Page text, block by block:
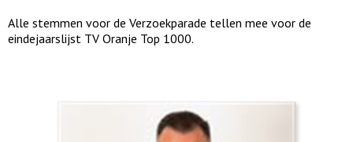
Alle stemmen voor de Verzoekparade tellen mee voor de
eindejaarslijst TV Oranje Top 1000.